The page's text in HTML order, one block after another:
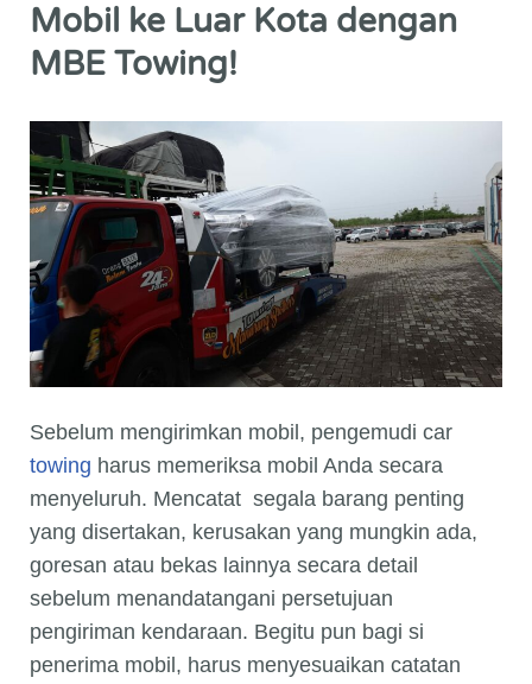
Mobil ke Luar Kota dengan
MBE Towing!
Sebelum mengirimkan mobil, pengemudi car
towing harus memeriksa mobil Anda secara
menyeluruh. Mencatat segala barang penting
yang disertakan, kerusakan yang mungkin ada,
goresan atau bekas lainnya secara detail
sebelum menandatangani persetujuan
pengiriman kendaraan. Begitu pun bagi si
penerima mobil, harus menyesuaikan catatan